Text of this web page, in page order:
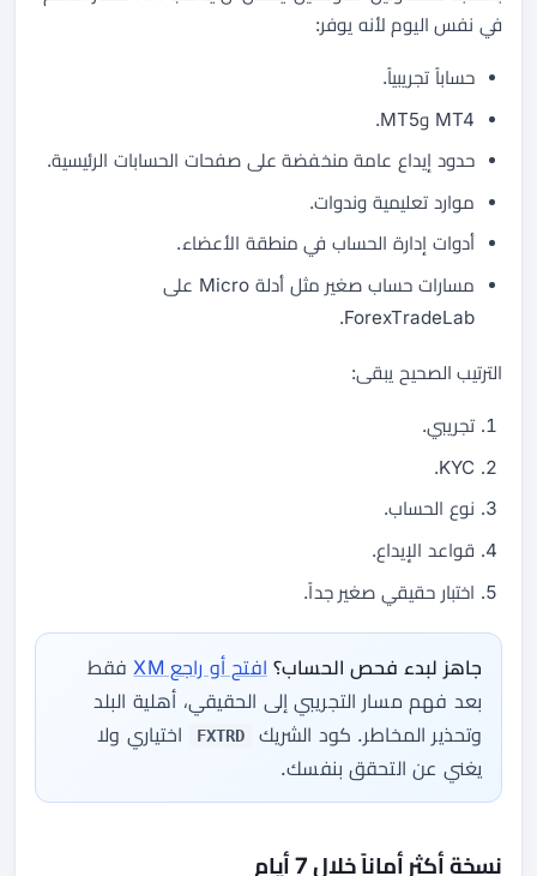
في نفس اليوم لأنه يوفر:
حساباً تجريبياً.
MT4 وMT5.
حدود إيداع عامة منخفضة على صفحات الحسابات الرئيسية.
موارد تعليمية وندوات.
أدوات إدارة الحساب في منطقة الأعضاء.
مسارات حساب صغير مثل أدلة Micro على
ForexTradeLab.
الترتيب الصحيح يبقى:
تجريبي.
KYC.
نوع الحساب.
قواعد الإيداع.
اختبار حقيقي صغير جداً.
جاهز لبدء فحص الحساب؟ افتح أو راجع XM
فقط
بعد فهم مسار التجريبي إلى الحقيقي، أهلية البلد
وتحذير المخاطر. كود الشريك
FXTRD
اختياري ولا
يغني عن التحقق بنفسك.
نسخة أكثر أماناً خلال 7 أيام